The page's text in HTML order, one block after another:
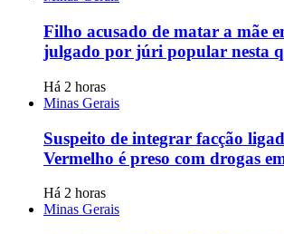
Filho acusado de matar a mãe
julgado por júri popular nesta
Há 2 horas
Minas Gerais
Suspeito de integrar facção
Vermelho é preso com drogas
Há 2 horas
Minas Gerais